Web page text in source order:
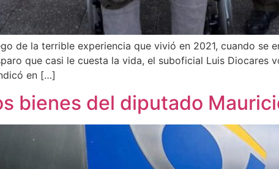
de la terrible experiencia que vivió en 2021, cuando
que casi le cuesta la vida, el suboficial Luis Diocares
en […]
bienes del diputado